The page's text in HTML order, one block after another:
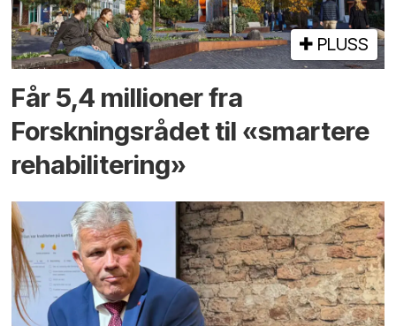
PLUSS
Får 5,4 millioner fra
Forskningsrådet til «smartere
rehabilitering»